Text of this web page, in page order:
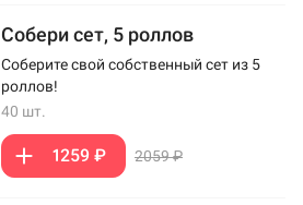
Собери сет, 5 роллов
Соберите свой собственный сет из 5
роллов!
40 шт.
1259 ₽ 2059 ₽